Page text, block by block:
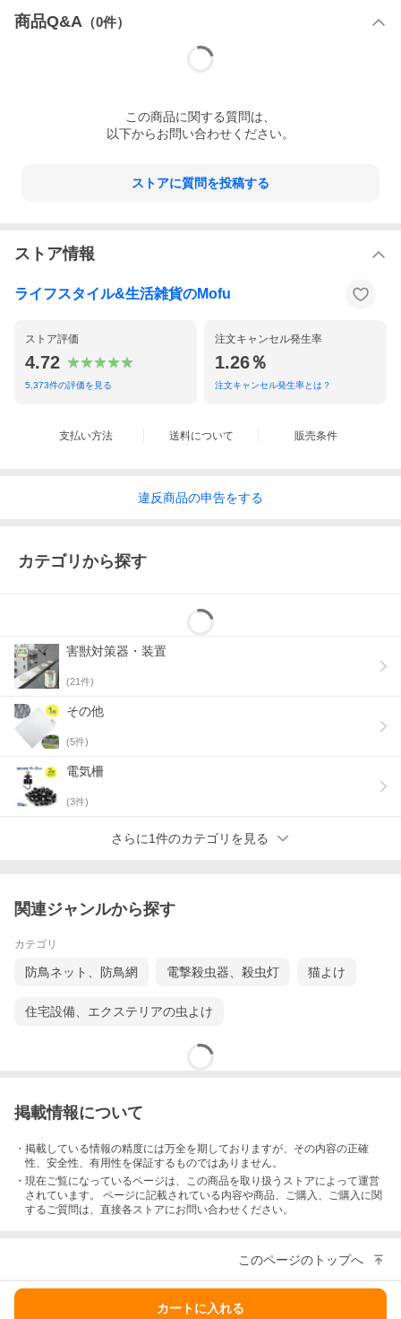
商品Q&A （0件）
この商品に関する質問は、
以下からお問い合わせください。
ストアに質問を投稿する
ストア情報
ライフスタイル&生活雑貨のMofu
ストア評価
4.72
5,373件の評価を見る
注文キャンセル発生率
1.26％
注文キャンセル発生率とは？
支払い方法 送料について 販売条件
違反商品の申告をする
カテゴリから探す
害獣対策器・装置
(21件)
その他
(5件)
電気柵
(3件)
さらに1件のカテゴリを見る
関連ジャンルから探す
カテゴリ
防鳥ネット、防鳥網 電撃殺虫器、殺虫灯 猫よけ
住宅設備、エクステリアの虫よけ
掲載情報について
・掲載している情報の精度には万全を期しておりますが、その内容の正確
性、安全性、有用性を保証するものではありません。
・現在ご覧になっているページは、この商品を取り扱うストアによって運営
されています。 ページに記載されている内容や商品、ご購入 、ご購入に関
するご質問は、直接各ストアにお問い合わせください。
このページのトップへ
カートに入れる